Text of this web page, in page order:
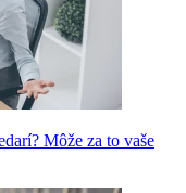
Môže za to vaše